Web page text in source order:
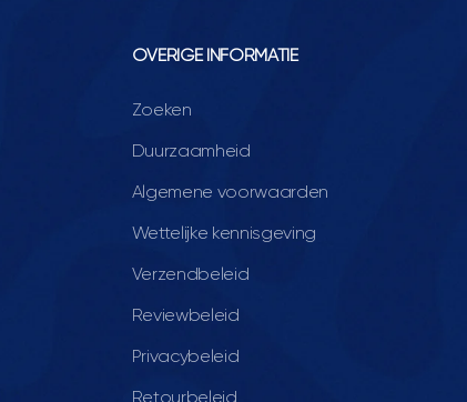
OVERIGE INFORMATIE
Zoeken
Duurzaamheid
Algemene voorwaarden
Wettelijke kennisgeving
Verzendbeleid
Reviewbeleid
Privacybeleid
Retourbeleid